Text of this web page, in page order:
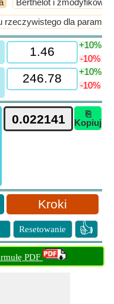
Berthelot i
dla
+10%
-10%
+10%
-10%
⎘
Kopiuj
Kroki
Resetowanie 👍
PDF